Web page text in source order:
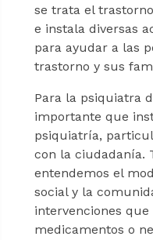
se trata el
e instala diversas
para ayudar a las
trastorno y sus
Para la psiquiatra
importante que
psiquiatría,
con la ciudadanía.
entendemos el
social y la
intervenciones
medicamentos o